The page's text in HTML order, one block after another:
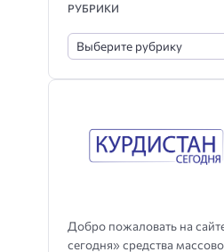
Добро пожаловать на
сегодня» средства
РУБРИКИ